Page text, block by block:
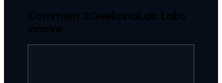
Comment 2GeeksinaLab Labs
innove.